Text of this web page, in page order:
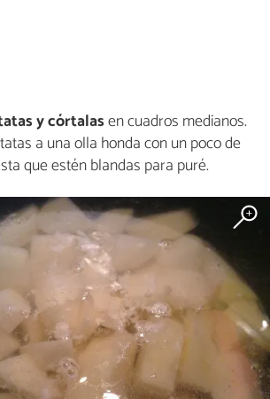
y córtalasen cuadros medianos.
a una olla honda con un poco de
que estén blandas para puré.